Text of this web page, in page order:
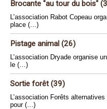
Brocante "au tour du bois"
L’association Rabot Copeau
place (…)
Pistage animal (26)
L’association Dryade organise
le (…)
Sortie forêt (39)
L’association Forêts
pour (…)